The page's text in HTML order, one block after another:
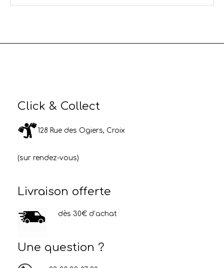
Click & Collect
128 Rue des Ogiers, Croix
(sur rendez-vous)
Livraison offerte
dès 30€ d’achat
Une question ?